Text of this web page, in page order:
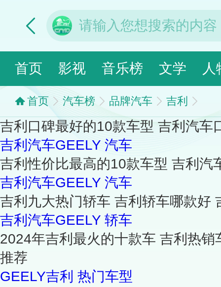
首页 影视 音乐榜 文学 人
首页 汽车榜 品牌汽车 吉利
吉利口碑最好的10款车型 吉利汽车
吉利汽车GEELY 汽车
吉利性价比最高的10款车型 吉利汽
吉利汽车GEELY 汽车
吉利九大热门轿车 吉利轿车哪款好
吉利汽车GEELY 轿车
2024年吉利最火的十款车 吉利热
推荐
GEELY吉利 热门车型